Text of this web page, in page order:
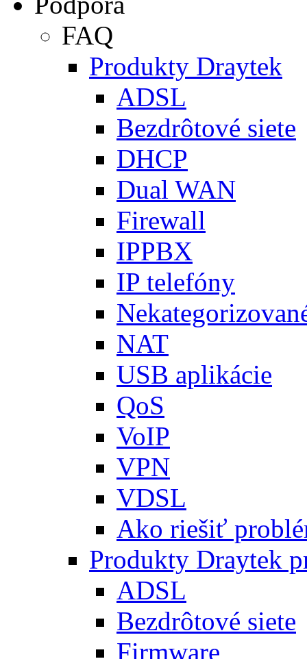
FAQ
Produkty Draytek
ADSL
Bezdrôtové siete
DHCP
Dual WAN
Firewall
IPPBX
IP telefóny
NAT
USB aplikácie
QoS
VoIP
VPN
VDSL
Ako riešiť
Produkty Draytek
ADSL
Bezdrôtové siete
Firmware